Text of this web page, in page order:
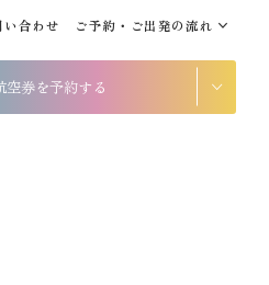
い合わせ ご予約・ご出発の流れ
券を予約する